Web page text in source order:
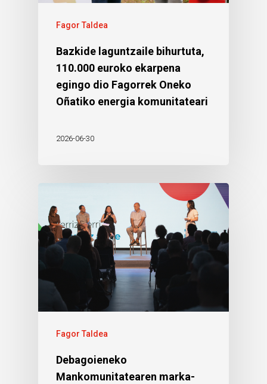
Fagor Taldea
Bazkide laguntzaile bihurtuta,
110.000 euroko ekarpena
egingo dio Fagorrek Oneko
Oñatiko energia komunitateari
2026-06-30
Fagor Taldea
Debagoieneko
Mankomunitatearen marka-